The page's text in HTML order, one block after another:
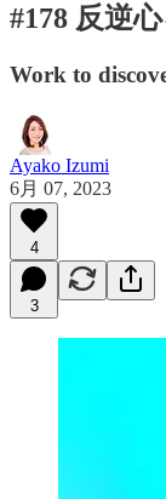
#178 反逆
Work to
Ayako Izumi
6月 07, 2023
4
3